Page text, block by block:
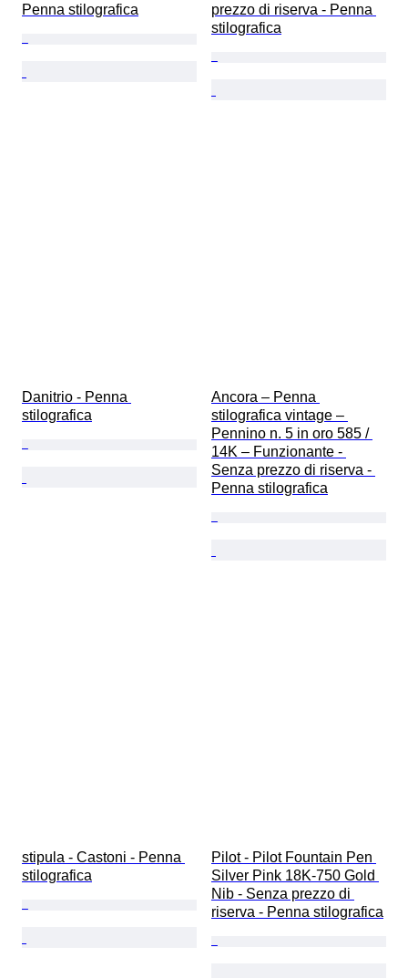
Penna stilografica
prezzo di riserva - Penna
stilografica
Danitrio - Penna
stilografica
Ancora – Penna
stilografica vintage –
Pennino n. 5 in oro 585 /
14K – Funzionante -
Senza prezzo di riserva -
Penna stilografica
stipula - Castoni - Penna
stilografica
Pilot - Pilot Fountain Pen
Silver Pink 18K-750 Gold
Nib - Senza prezzo di
riserva - Penna stilografica